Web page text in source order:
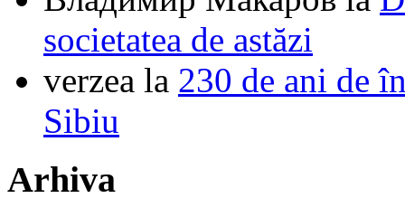
societatea de astăzi
verzea la 230 de ani de
Sibiu
Arhiva